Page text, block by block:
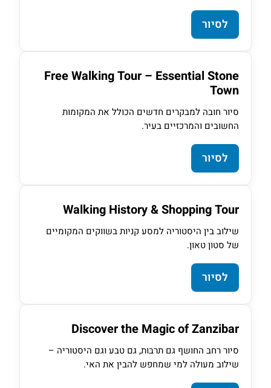
לסיור
Free Walking Tour – Essential Stone
Town
סיור חובה למבקרים חדשים הכולל את המקומות
החשובים והמרכזיים בעיר.
לסיור
Walking History & Shopping Tour
שילוב בין היסטוריה למסע קניות בשווקים המקומיים
של סטון טאון.
לסיור
Discover the Magic of Zanzibar
סיור רחב החושף גם תרבות, גם טבע וגם היסטוריה –
שילוב מעולה למי שמחפש להבין את האי.